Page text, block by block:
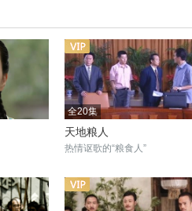
全20集
天地粮人
热情讴歌的“粮食人”